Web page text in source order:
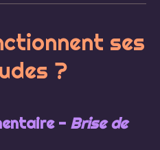
ses
?
- Brise de